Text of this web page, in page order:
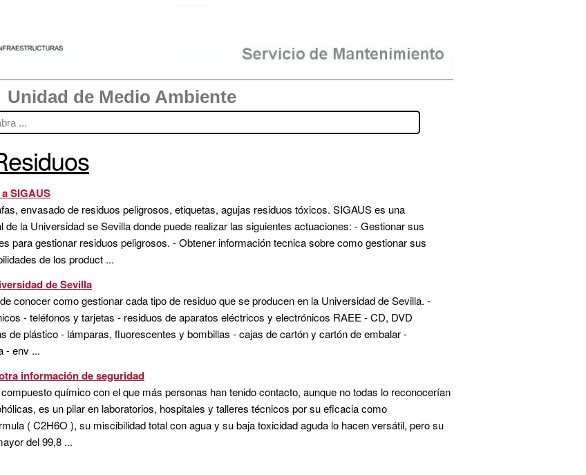
Unidad de Medio Ambiente
SIGAUS
envasado de residuos peligrosos, etiquetas, agujas residuos tóxicos. SIGAUS es una
la Universidad se Sevilla donde puede realizar las siguientes actuaciones: - Gestionar sus
para gestionar residuos peligrosos. - Obtener información tecnica sobre como gestionar sus
de los product ...
de Sevilla
conocer como gestionar cada tipo de residuo que se producen en la Universidad de Sevilla. -
- teléfonos y tarjetas - residuos de aparatos eléctricos y electrónicos RAEE - CD, DVD
de plástico - lámparas, fluorescentes y bombillas - cajas de cartón y cartón de embalar -
- env ...
información de seguridad
químico con el que más personas han tenido contacto, aunque no todas lo reconocerían
es un pilar en laboratorios, hospitales y talleres técnicos por su eficacia como
( C2H6O ), su miscibilidad total con agua y su baja toxicidad aguda lo hacen versátil, pero su
del 99,8 ...